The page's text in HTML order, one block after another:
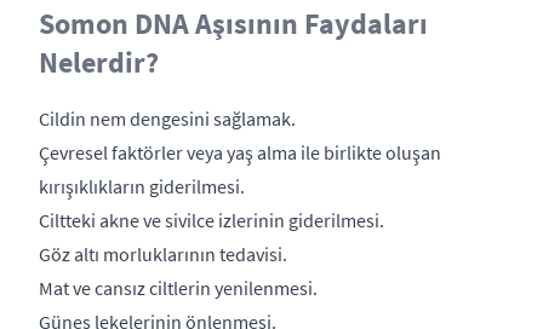
Somon DNA Aşısının Faydaları
Nelerdir?
Cildin nem dengesini sağlamak.
Çevresel faktörler veya yaş alma ile birlikte oluşan
kırışıklıkların giderilmesi.
Ciltteki akne ve sivilce izlerinin giderilmesi.
Göz altı morluklarının tedavisi.
Mat ve cansız ciltlerin yenilenmesi.
Güneş lekelerinin önlenmesi.